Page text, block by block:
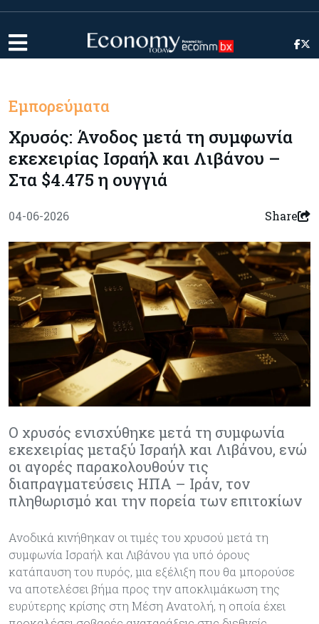
Εμπορεύματα
Χρυσός: Άνοδος μετά τη συμφωνία
εκεχειρίας Ισραήλ και Λιβάνου –
Στα $4.475 η ουγγιά
04-06-2026 Share
Ο χρυσός ενισχύθηκε μετά τη συμφωνία
εκεχειρίας μεταξύ Ισραήλ και Λιβάνου, ενώ
οι αγορές παρακολουθούν τις
διαπραγματεύσεις ΗΠΑ – Ιράν, τον
πληθωρισμό και την πορεία των επιτοκίων
Ανοδικά κινήθηκαν οι τιμές του χρυσού μετά τη
συμφωνία Ισραήλ και Λιβάνου για υπό όρους
κατάπαυση του πυρός, μια εξέλιξη που θα μπορούσε
να αποτελέσει βήμα προς την αποκλιμάκωση της
ευρύτερης κρίσης στη Μέση Ανατολή, η οποία έχει